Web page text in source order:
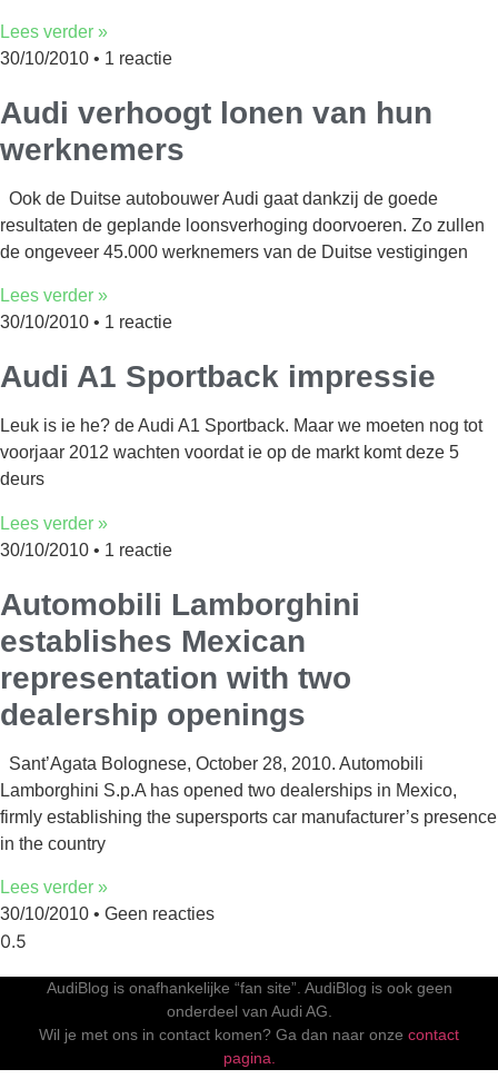
Lees verder »
30/10/2010
1 reactie
Audi verhoogt lonen van hun
werknemers
Ook de Duitse autobouwer Audi gaat dankzij de goede
resultaten de geplande loonsverhoging doorvoeren. Zo zullen
de ongeveer 45.000 werknemers van de Duitse vestigingen
Lees verder »
30/10/2010
1 reactie
Audi A1 Sportback impressie
Leuk is ie he? de Audi A1 Sportback. Maar we moeten nog tot
voorjaar 2012 wachten voordat ie op de markt komt deze 5
deurs
Lees verder »
30/10/2010
1 reactie
Automobili Lamborghini
establishes Mexican
representation with two
dealership openings
Sant’Agata Bolognese, October 28, 2010. Automobili
Lamborghini S.p.A has opened two dealerships in Mexico,
firmly establishing the supersports car manufacturer’s presence
in the country
Lees verder »
30/10/2010
Geen reacties
AudiBlog is onafhankelijke “fan site”. AudiBlog is ook geen
onderdeel van Audi AG.
Wil je met ons in contact komen? Ga dan naar onze contact
pagina.